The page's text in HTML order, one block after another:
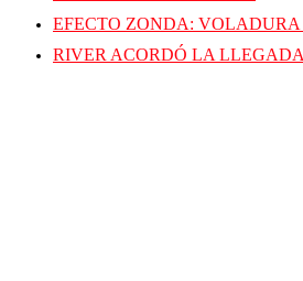
EFECTO ZONDA:
RIVER ACORDÓ LA